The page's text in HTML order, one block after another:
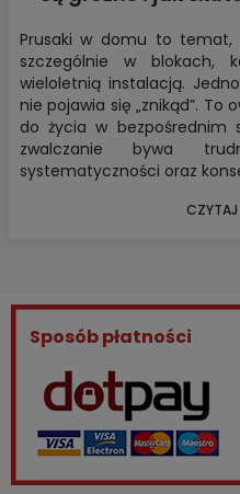
Prusaki w domu to
szczególnie w blokach,
wieloletnią instalacją.
nie pojawia się „znikąd”. To
do życia w bezpośrednim
zwalczanie bywa
systematyczności oraz
CZYTAJ
Sposób płatności